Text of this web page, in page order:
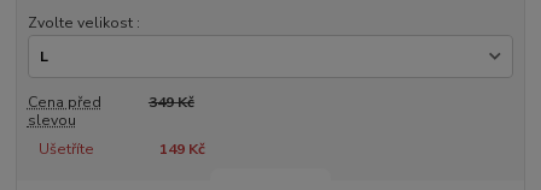
Zvolte velikost :
Cena před
slevou
349 Kč
Ušetříte 149 Kč